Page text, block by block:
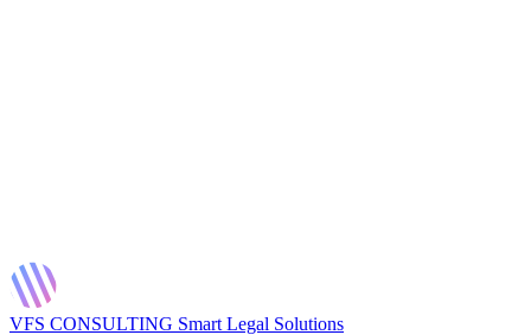
VFS CONSULTING Smart Legal Solutions